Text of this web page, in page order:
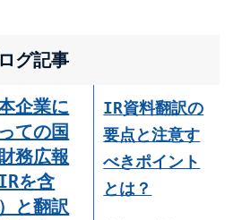
グ記事
企業に
ての国
務広報
IRを含
と翻訳
IR資料翻訳の
要点と注意す
べきポイント
とは？